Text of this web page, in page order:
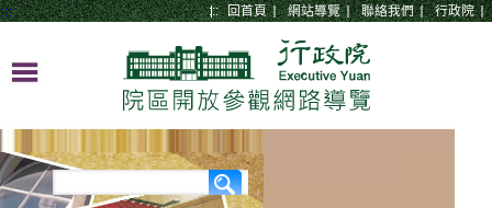
::: 回首頁 網站導覽 聯絡我們 行政院
:::